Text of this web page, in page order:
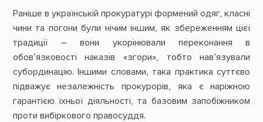
Раніше в українській прокуратурі формений одяг, класні
чини та погони були нічим іншим, як збереженням цієї
традиції – вони укорінювали переконання в
обов’язковості наказів «згори», тобто нав’язували
субординацію. Іншими словами, така практика суттєво
підважує незалежність прокурорів, яка є наріжною
гарантією їхньої діяльності, та базовим запобіжником
проти вибіркового правосуддя.